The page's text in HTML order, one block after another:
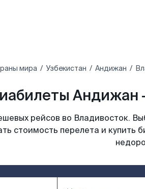
мира Узбекистан Андижан
Андижан
рейсов во Владивосток.
стоимость перелета и